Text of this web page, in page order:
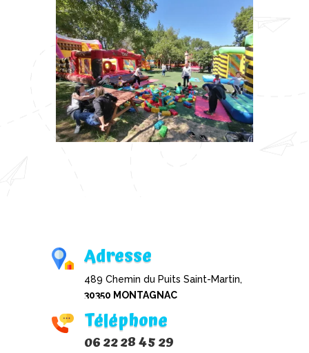
Adresse
489 Chemin du Puits Saint-Martin,
30350 MONTAGNAC
Téléphone
06 22 28 45 29